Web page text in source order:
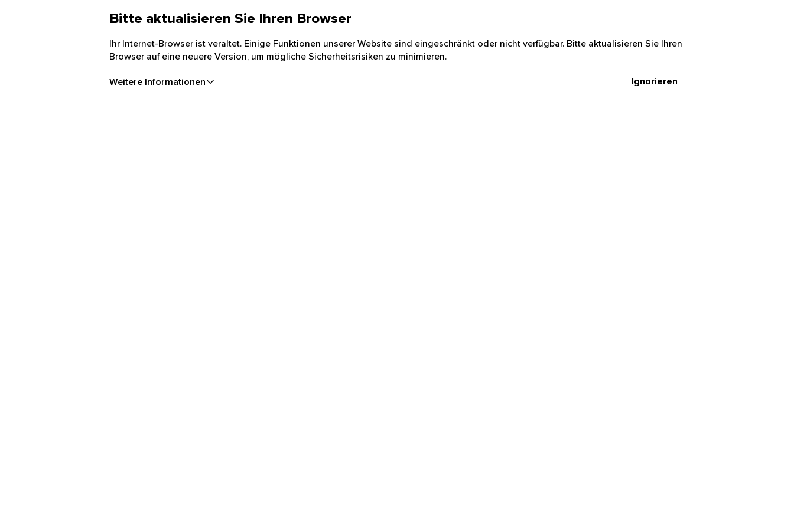
Bitte aktualisieren Sie Ihren Browser
Ihr Internet-Browser ist veraltet. Einige Funktionen unserer Website sind eingeschränkt oder nicht verfügbar. Bitte aktualisieren Sie Ihren
Browser auf eine neuere Version, um mögliche Sicherheitsrisiken zu minimieren.
Weitere Informationen Ignorieren